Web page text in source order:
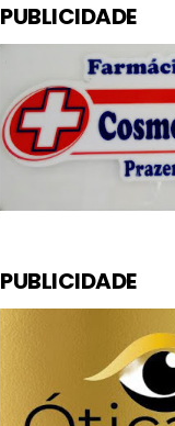
PUBLICIDADE
PUBLICIDADE